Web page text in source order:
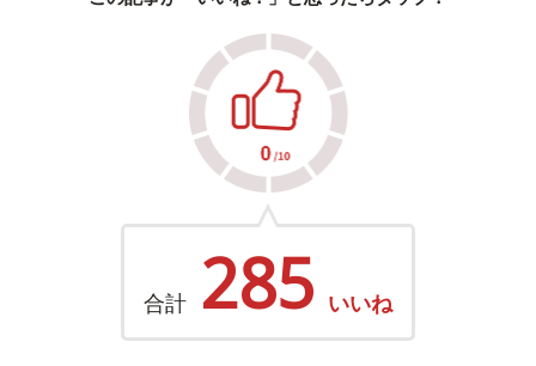
合計 285 いいね